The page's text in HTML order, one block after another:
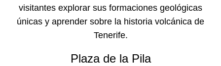
visitantes explorar sus formaciones geológicas
únicas y aprender sobre la historia volcánica de
Tenerife.
Plaza de la Pila